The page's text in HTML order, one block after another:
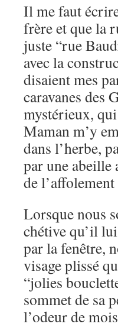
Il me faut
frère et que la
juste “rue
avec la
disaient mes
caravanes des
mystérieux,
Maman m’y
dans l’herbe,
par une abeille
de
Lorsque nous
chétive qu’il
par la fenêtre,
visage plissé
“jolies
sommet de sa
l’odeur de